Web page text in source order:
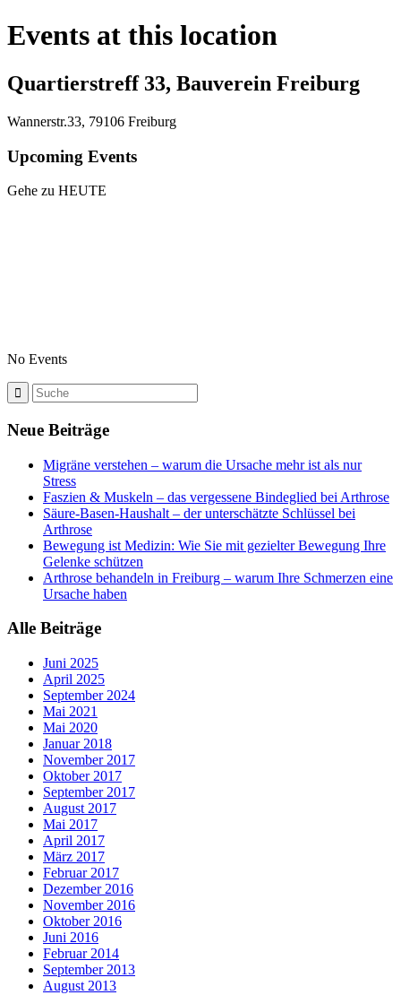
Events at this location
Quartierstreff 33, Bauverein Freiburg
Wannerstr.33, 79106 Freiburg
Upcoming Events
Gehe zu HEUTE
No Events
Neue Beiträge
Migräne verstehen – warum die Ursache mehr ist als nur
Stress
Faszien & Muskeln – das vergessene Bindeglied bei Arthrose
Säure-Basen-Haushalt – der unterschätzte Schlüssel bei
Arthrose
Bewegung ist Medizin: Wie Sie mit gezielter Bewegung Ihre
Gelenke schützen
Arthrose behandeln in Freiburg – warum Ihre Schmerzen eine
Ursache haben
Alle Beiträge
Juni 2025
April 2025
September 2024
Mai 2021
Mai 2020
Januar 2018
November 2017
Oktober 2017
September 2017
August 2017
Mai 2017
April 2017
März 2017
Februar 2017
Dezember 2016
November 2016
Oktober 2016
Juni 2016
Februar 2014
September 2013
August 2013